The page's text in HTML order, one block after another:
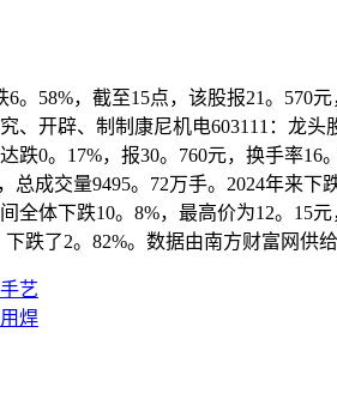
58%，截至15点，该股报21。570
开辟、制制康尼机电603111：龙
跌0。17%，报30。760元，换手率
成交量9495。72万手。2024年来
全体下跌10。8%，最高价为12。15
跌了2。82%。数据由南方财富网
艺
焊